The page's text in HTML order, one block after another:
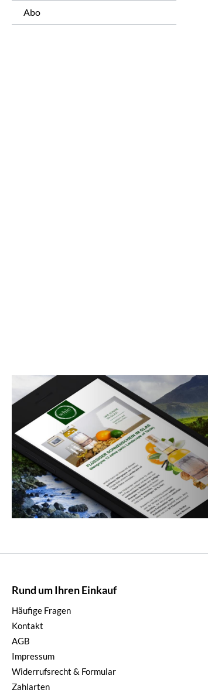
Abo
Rund um Ihren Einkauf
Häufige Fragen
Kontakt
AGB
Impressum
Widerrufsrecht & Formular
Zahlarten